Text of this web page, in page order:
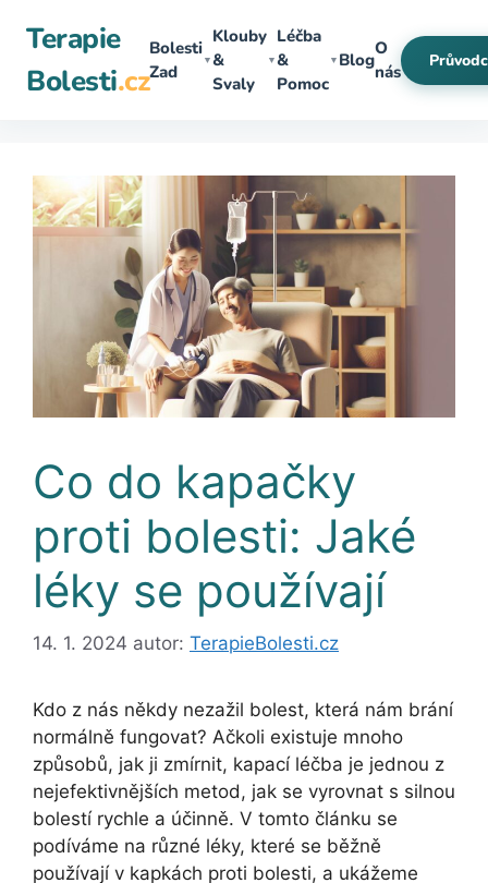
obsah
Terapie
Bolesti.cz
Bolesti
Zad
▼
Klouby
&
Svaly
▼
Léčba
&
Pomoc
▼ Blog
O
nás
Co do kapačky
proti bolesti: Jaké
léky se používají
14. 1. 2024 autor: TerapieBolesti.cz
Kdo z nás někdy nezažil bolest, která nám brání
normálně fungovat? Ačkoli existuje mnoho
způsobů, jak ji zmírnit, kapací léčba je jednou z
nejefektivnějších metod, jak se vyrovnat s silnou
bolestí rychle a účinně. V tomto článku se
podíváme na různé léky, které se běžně
používají v kapkách proti bolesti, a ukážeme